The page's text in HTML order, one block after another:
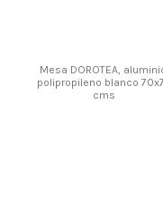
Mesa DOROTEA,
polipropileno blanco
cms